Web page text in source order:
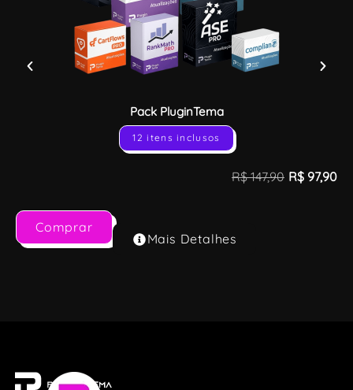
Pack PluginTema
12 itens inclusos
R$147,90 R$ 97,90
Comprar
Mais Detalhes